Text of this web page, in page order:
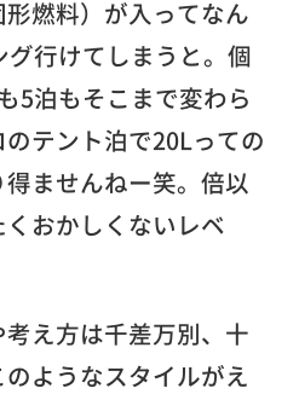
燃料）が入ってなん
行けてしまうと。個
5泊もそこまで変わら
テント泊で20Lっての
ませんねー笑。倍以
おかしくないレベ
え方は千差万別、十
ようなスタイルがえ